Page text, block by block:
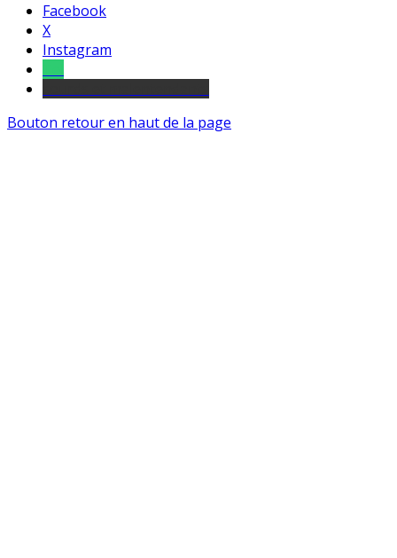
Facebook
X
Instagram
Bouton retour en haut de la page